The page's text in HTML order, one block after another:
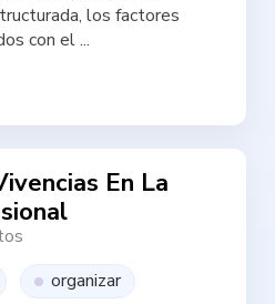
los factores
con el ...
En La
organizar